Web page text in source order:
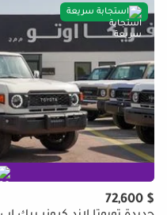
استجابة سريعة
$ 72,600